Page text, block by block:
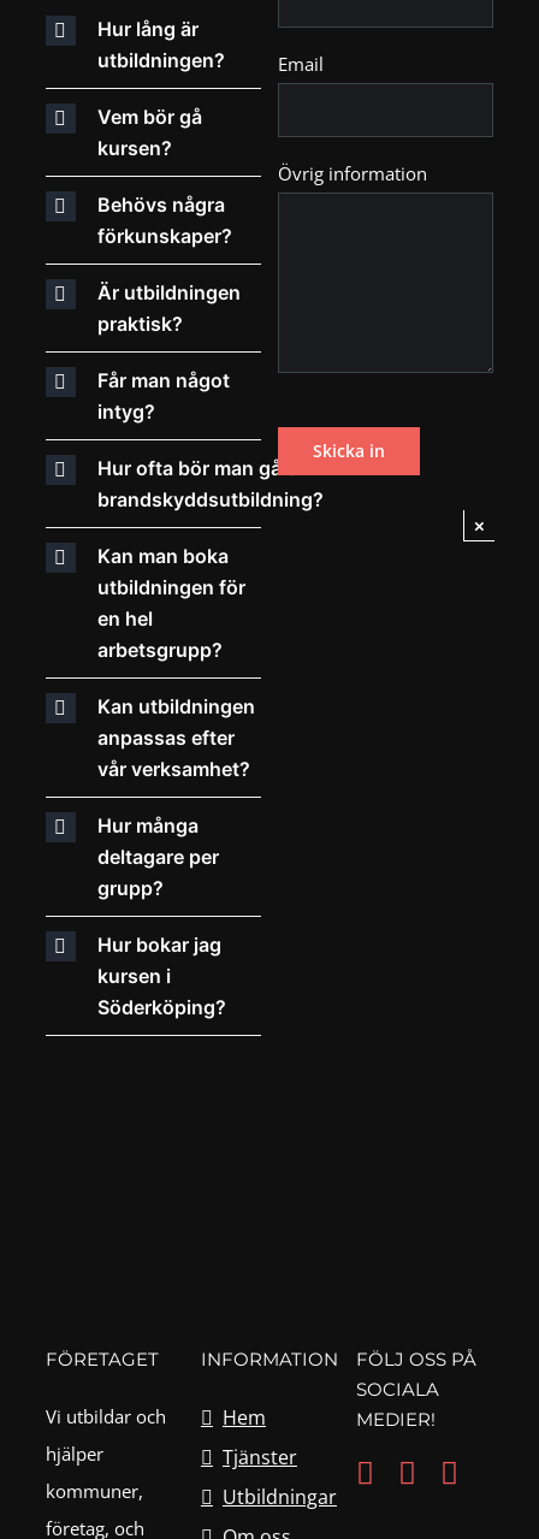
Hur lång är
utbildningen?
Vem bör gå
kursen?
Behövs några
förkunskaper?
Är utbildningen
praktisk?
Får man något
intyg?
Hur ofta bör man gå en
brandskyddsutbildning?
Kan man boka
utbildningen för
en hel
arbetsgrupp?
Kan utbildningen
anpassas efter
vår verksamhet?
Hur många
deltagare per
grupp?
Hur bokar jag
kursen i
Söderköping?
Email
Övrig information
×
FÖRETAGET
Vi utbildar och
hjälper
kommuner,
företag, och
INFORMATION
Hem
Tjänster
Utbildningar
FÖLJ OSS PÅ
SOCIALA
MEDIER!